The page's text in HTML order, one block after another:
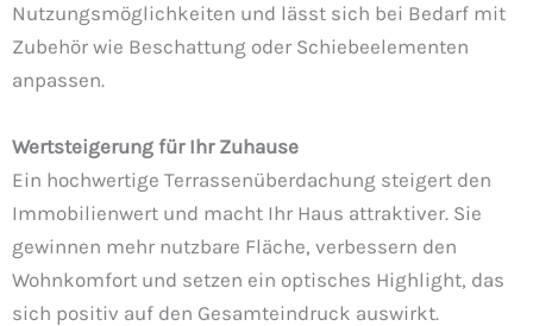
Nutzungsmöglichkeiten und lässt sich bei Bedarf mit
Zubehör wie Beschattung oder Schiebeelementen
anpassen.
Wertsteigerung für Ihr Zuhause
Ein hochwertige Terrassenüberdachung steigert den
Immobilienwert und macht Ihr Haus attraktiver. Sie
gewinnen mehr nutzbare Fläche, verbessern den
Wohnkomfort und setzen ein optisches Highlight, das
sich positiv auf den Gesamteindruck auswirkt.